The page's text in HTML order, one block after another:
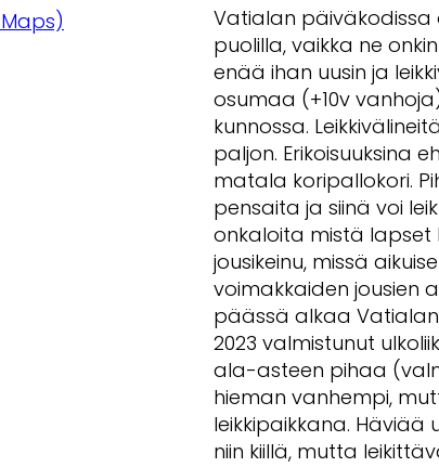
Vatialan päiväkodissa
puolilla, vaikka ne
enää ihan uusin ja
osumaa (+10v
kunnossa.
paljon. Erikoisuuksina
matala koripallokori.
pensaita ja siinä voi
onkaloita mistä lapset
jousikeinu, missä
voimakkaiden jousien
päässä alkaa
2023 valmistunut
ala-asteen pihaa
hieman vanhempi,
leikkipaikkana. Häviää
niin kiillä, mutta